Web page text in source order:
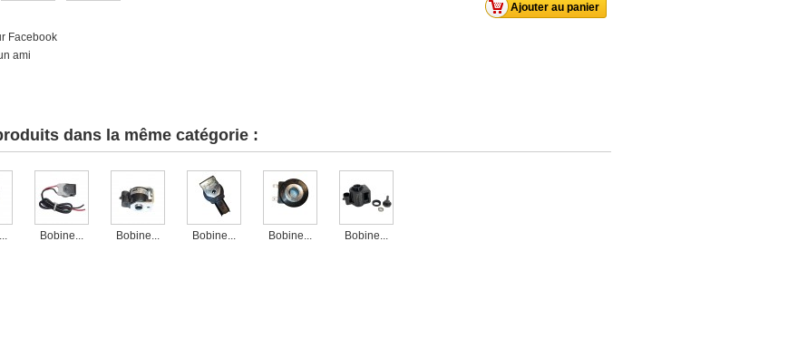
Facebook
ami
dans la même catégorie :
Bobine... Bobine... Bobine... Bobine... Bobine...